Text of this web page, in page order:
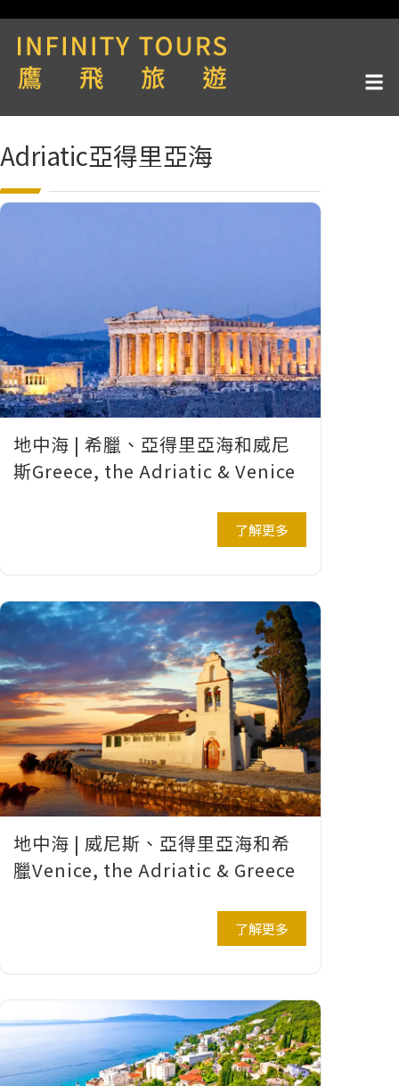
Adriatic亞得里亞海
地中海 | 希臘、亞得里亞海和威尼
斯Greece, the Adriatic & Venice
了解更多
地中海 | 威尼斯、亞得里亞海和希
臘Venice, the Adriatic & Greece
了解更多